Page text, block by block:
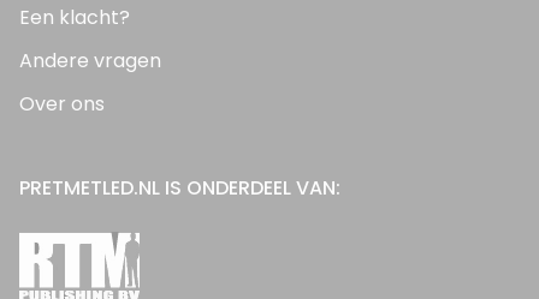
Een klacht?
Andere vragen
Over ons
PRETMETLED.NL IS ONDERDEEL VAN: